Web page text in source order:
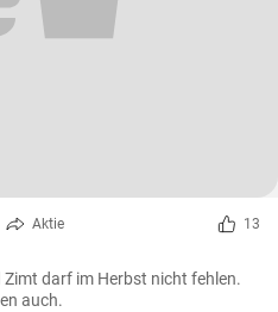
Aktie 13
darf im Herbst nicht fehlen.
auch.